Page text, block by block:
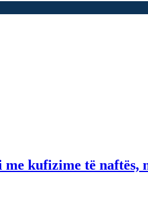
kufizime të naftës,